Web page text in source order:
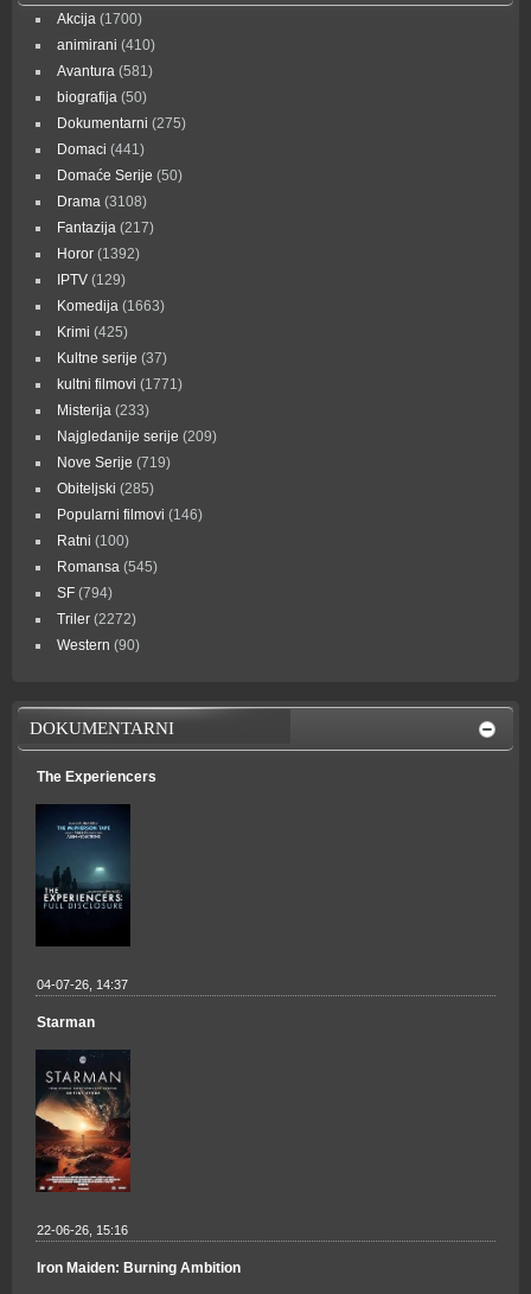
Akcija (1700)
animirani (410)
Avantura (581)
biografija (50)
Dokumentarni (275)
Domaci (441)
Domaće Serije (50)
Drama (3108)
Fantazija (217)
Horor (1392)
IPTV (129)
Komedija (1663)
Krimi (425)
Kultne serije (37)
kultni filmovi (1771)
Misterija (233)
Najgledanije serije (209)
Nove Serije (719)
Obiteljski (285)
Popularni filmovi (146)
Ratni (100)
Romansa (545)
SF (794)
Triler (2272)
Western (90)
DOKUMENTARNI
The Experiencers
04-07-26, 14:37
Starman
22-06-26, 15:16
Iron Maiden: Burning Ambition